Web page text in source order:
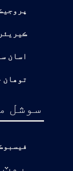
ڪيريئر
اسان
توهان
سوشل